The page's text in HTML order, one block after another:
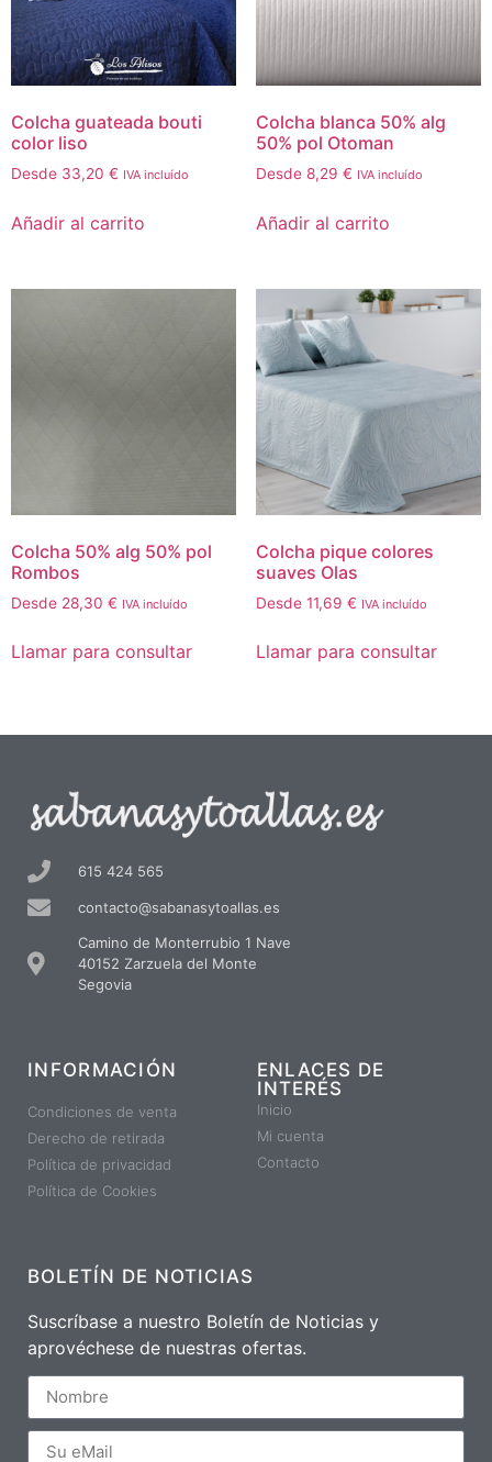
Colcha guateada bouti
color liso
Desde 33,20 € IVA incluído
Añadir al carrito
Colcha blanca 50% alg
50% pol Otoman
Desde 8,29 € IVA incluído
Añadir al carrito
Colcha 50% alg 50% pol
Rombos
Desde 28,30 € IVA incluído
Llamar para consultar
Colcha pique colores
suaves Olas
Desde 11,69 € IVA incluído
Llamar para consultar
615 424 565
contacto@sabanasytoallas.es
Camino de Monterrubio 1 Nave
40152 Zarzuela del Monte
Segovia
INFORMACIÓN
Condiciones de venta
Derecho de retirada
Política de privacidad
Política de Cookies
ENLACES DE
INTERÉS
Inicio
Mi cuenta
Contacto
BOLETÍN DE NOTICIAS
Suscríbase a nuestro Boletín de Noticias y
aprovéchese de nuestras ofertas.